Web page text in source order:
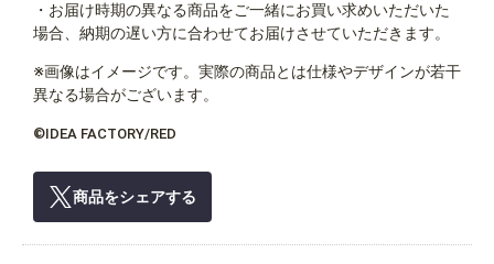
・お届け時期の異なる商品をご一緒にお買い求めいただいた
場合、納期の遅い方に合わせてお届けさせていただきます。
※画像はイメージです。実際の商品とは仕様やデザインが若干
異なる場合がございます。
©IDEA FACTORY/RED
商品をシェアする